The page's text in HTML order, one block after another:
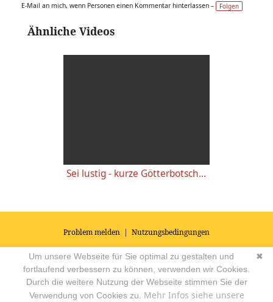
E-Mail an mich, wenn Personen einen Kommentar hinterlassen – Folgen
Ähnliche Videos
Sei lustig - kurze Götterbotschaften - Krishna
Problem melden | Nutzungsbedingungen
© 2026Impressum|Datenschutz|AGB's| Yoga Vidya Community -
Forum für Yoga, Meditation und Ayurveda Powered by
✖
Um unsere Webseite für Sie optimal zu gestalten und
fortlaufend verbessern zu können, verwenden wir Cookies.
Durch die weitere Nutzung der Webseite stimmen Sie der
Verwendung von Cookies zu. Mehr Infos siehe unsere